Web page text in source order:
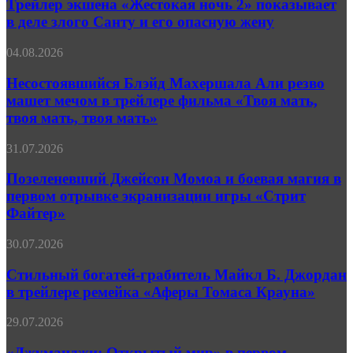
полностью
изменить
правила
игры
ночь 2»
показывает
деле
Санту
и
его
жену
Трейлер экшена «Жестокая ночь 2» показывает
в деле злого Санту и его опасную жену
Несостоявшийся
Махершала
Али
резво
машет
в
фильма
«Твоя
мать,
твоя
твоя
04.08.2026
Несостоявшийся Блэйд Махершала Али резво
машет мечом в трейлере фильма «Твоя мать,
твоя мать, твоя мать»
Позеленевший
Момоа
боевая
магия
первом
экранизации
игры
«Стрит
Файтер»
31.07.2026
Позеленевший Джейсон Момоа и боевая магия в
первом отрывке экранизации игры «Стрит
Файтер»
Стильный
грабитель
Майкл
Б.
в
30.07.2026
Стильный богатей-грабитель Майкл Б. Джордан
в трейлере ремейка «Аферы Томаса Крауна»
«Джуманджи:
мир»
29.07.2026